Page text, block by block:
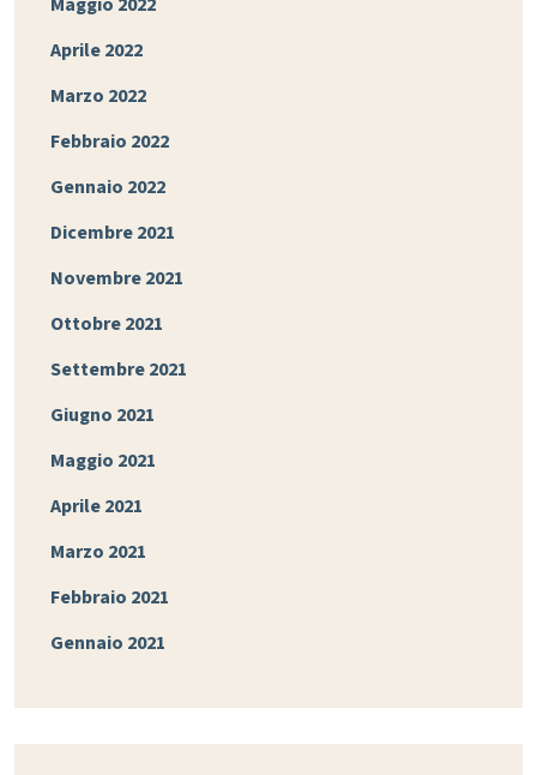
Aprile 2022
Marzo 2022
Febbraio 2022
Gennaio 2022
Dicembre 2021
Novembre 2021
Ottobre 2021
Settembre 2021
Giugno 2021
Maggio 2021
Aprile 2021
Marzo 2021
Febbraio 2021
Gennaio 2021